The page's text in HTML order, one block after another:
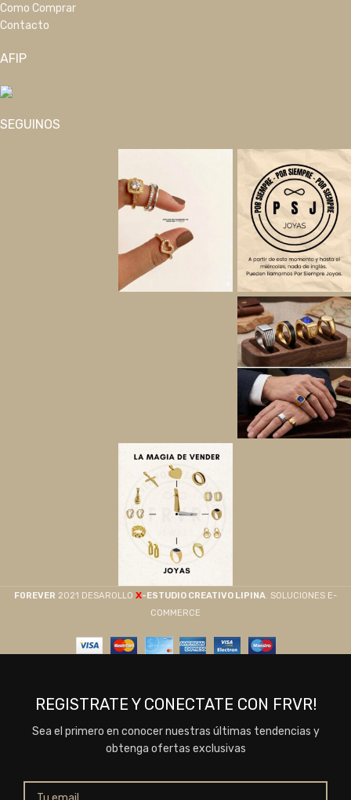
Como Comprar
Contacto
AFIP
SEGUINOS
F0REVER 2021 DESAROLLO X-ESTUDIO CREATIVO LIPINA. SOLUCIONES E-
COMMERCE
REGISTRATE Y CONECTATE CON FRVR!
Sea el primero en conocer nuestras últimas tendencias y
obtenga ofertas exclusivas